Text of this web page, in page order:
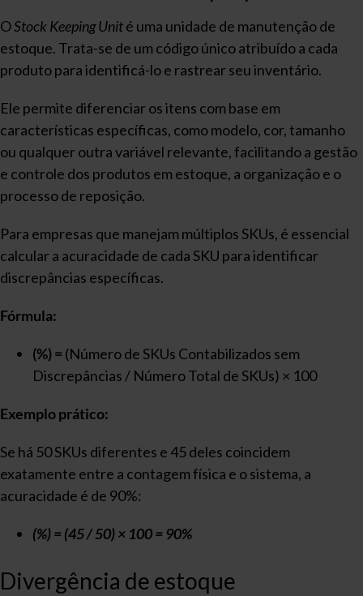
OStock Keeping Unité uma unidade de manutenção de
estoque. Trata-se de um código único atribuído a cada
produto para identificá-lo e rastrear seu inventário.
Ele permite diferenciar os itens com base em
características específicas, como modelo, cor, tamanho
ou qualquer outra variável relevante, facilitando a gestão
e controle dos produtos em estoque, a organização e o
processo de reposição.
Para empresas que manejam múltiplos SKUs, é essencial
calcular a acuracidade de cada SKU para identificar
discrepâncias específicas.
Fórmula:
(%) = (Número de SKUs Contabilizados sem
Discrepâncias / Número Total de SKUs) × 100
Exemplo prático:
Se há 50 SKUs diferentes e 45 deles coincidem
exatamente entre a contagem física e o sistema, a
acuracidade é de 90%:
(%) = (45 / 50) × 100 = 90%
Divergência de estoque